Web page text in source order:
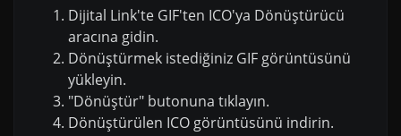
Dijital Link'te GIF'ten ICO'ya Dönüştürücü
aracına gidin.
Dönüştürmek istediğiniz GIF görüntüsünü
yükleyin.
"Dönüştür" butonuna tıklayın.
Dönüştürülen ICO görüntüsünü indirin.